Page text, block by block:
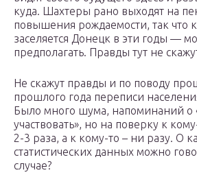
куда. Шахтеры рано выходят на
повышения рождаемости, так что
заселяется Донецк в эти годы —
предполагать. Правды тут не
Не скажут правды и по поводу
прошлого года переписи
Было много шума, напоминаний о
участвовать», но на поверку к
2-3 раза, а к кому-то – ни разу. О
статистических данных можно
случае?